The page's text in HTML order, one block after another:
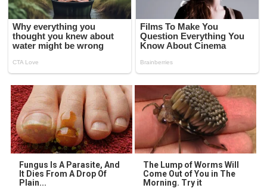
Fungus Is A Parasite, And
It Dies From A Drop Of
Plain...
The Lump of Worms Will
Come Out of You in The
Morning. Try it